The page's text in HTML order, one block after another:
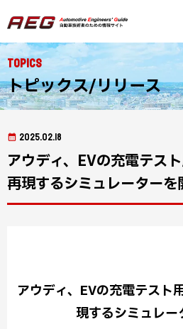
Topics
トピックス/リリース
2025.02.18
アウディ、EVの充電テス
再現するシミュレーターを
アウディ、EVの充電テスト
現するシミュレ